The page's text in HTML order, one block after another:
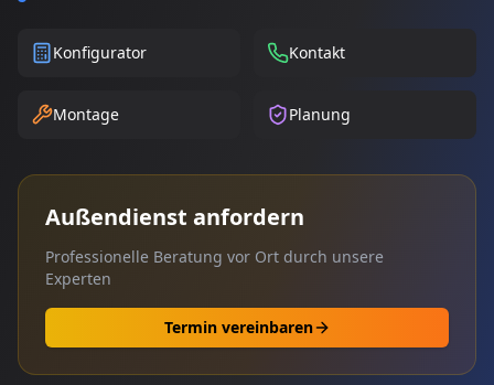
Konfigurator Kontakt
Montage Planung
Außendienst anfordern
Professionelle Beratung vor Ort durch unsere
Experten
Termin vereinbaren